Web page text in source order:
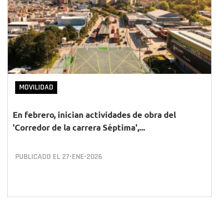
MOVILIDAD
En febrero, inician actividades de obra del
'Corredor de la carrera Séptima',...
PUBLICADO EL 27•ENE•2026